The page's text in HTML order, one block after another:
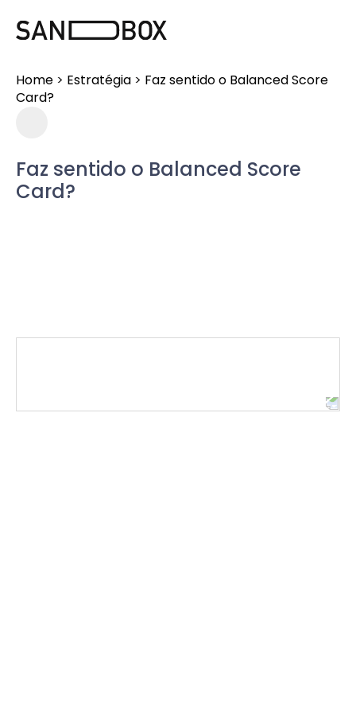
Home > Estratégia > Faz sentido o Balanced Score
Card?
Faz sentido o Balanced Score
Card?